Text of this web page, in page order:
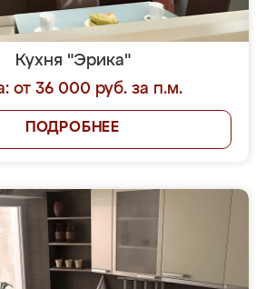
Кухня "Эрика"
от 36 000 руб. за п.м.
ПОДРОБНЕЕ